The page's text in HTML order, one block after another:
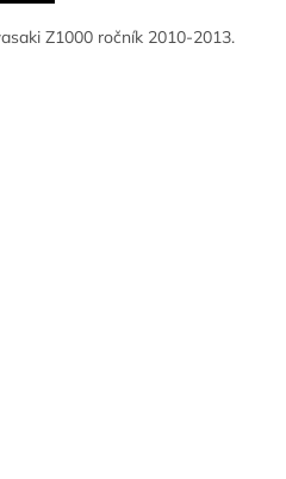
Z1000 ročník 2010-2013.